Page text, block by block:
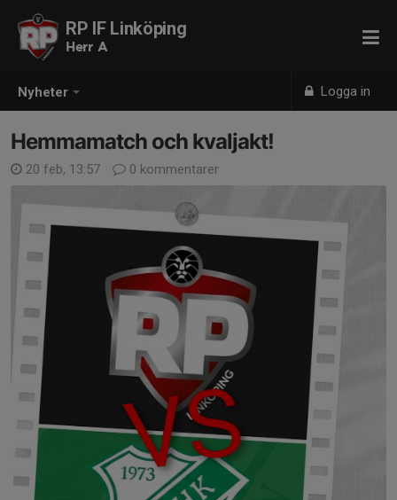
Nyheter Logga in
RP IF Linköping
Herr A
Hemmamatch och kvaljakt!
20 feb, 13:57 0 kommentarer